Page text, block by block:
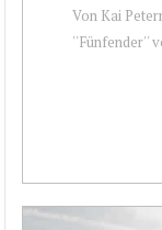
Von Kai
''Fünfender''